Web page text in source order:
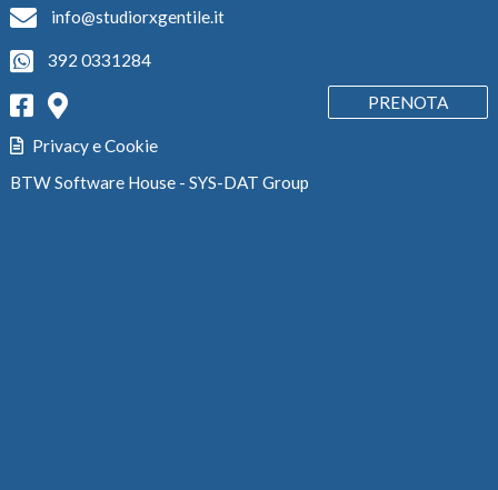
info@studiorxgentile.it
392 0331284
PRENOTA
Privacy e Cookie
BTW Software House - SYS-DAT Group